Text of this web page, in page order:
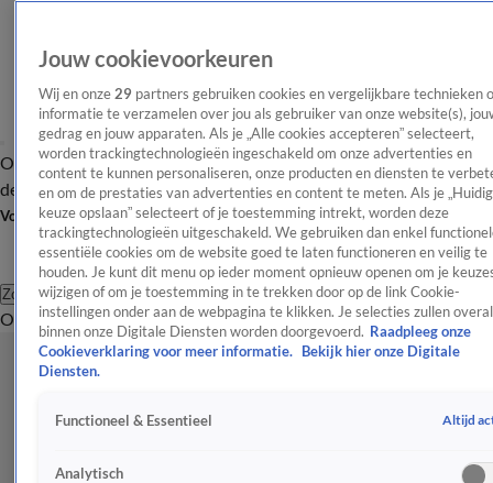
OverzichtAfleveringen Entertainment TV Algemeen
Tip
de redactieNieuwsbrief
Volg Shownieuws
Zoeken
OverzichtEntertainmentSpraakmakendRealityCrimeVideo's
Jouw cookievoorkeuren
Wij en onze 29 partners gebruiken cookies en vergelijkbare technieken
informatie te verzamelen over jou als gebruiker van onze website(s),
gedrag en jouw apparaten. Als je „Alle cookies accepteren” selecteert,
worden trackingtechnologieën ingeschakeld om onze advertenties en
content te kunnen personaliseren, onze producten en diensten te
en om de prestaties van advertenties en content te meten. Als je
keuze opslaan” selecteert of je toestemming intrekt, worden deze
trackingtechnologieën uitgeschakeld. We gebruiken dan enkel
essentiële cookies om de website goed te laten functioneren en veilig te
houden. Je kunt dit menu op ieder moment opnieuw openen om je
wijzigen of om je toestemming in te trekken door op de link Cookie-
instellingen onder aan de webpagina te klikken. Je selecties zullen overal
binnen onze Digitale Diensten worden doorgevoerd. Raadpleeg onze
Cookieverklaring voor meer informatie.
Bekijk hier onze Digitale
Diensten.
Functioneel & Essentieel Altijd
Analytisch